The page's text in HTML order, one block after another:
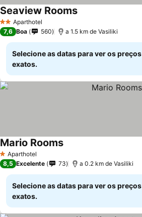
2 EstrelasAparthotel
Seaview Rooms
7,6 Boa 560 a 1.5 km de Vasiliki
Selecione as datas para ver os preços
exatos.
1 Estrelas
Aparthotel
Mario Rooms
8,5 Excelente 73 a 0.2 km de Vasiliki
Selecione as datas para ver os preços
exatos.